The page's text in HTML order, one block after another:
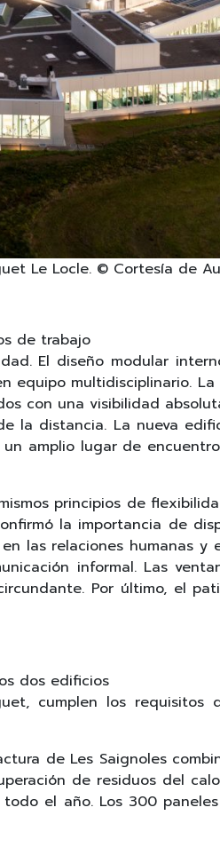
Le Locle. © Cortesía de
de trabajo
El diseño modular
multidisciplinario.
con una visibilidad
la distancia. La nueva
amplio lugar de
principios de
la importancia de
las relaciones humanas y
informal. Las
Por último, el
dos edificios
cumplen los requisitos
de Les Saignoles
de residuos del
el año. Los 300